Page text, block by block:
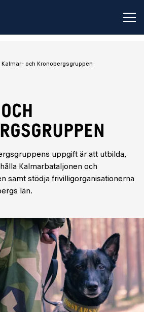
Kalmar- och Kronobergsgruppen
uppgift är att utbilda,
Kalmarbataljonen och
samt stödja frivilligorganisationerna
län.